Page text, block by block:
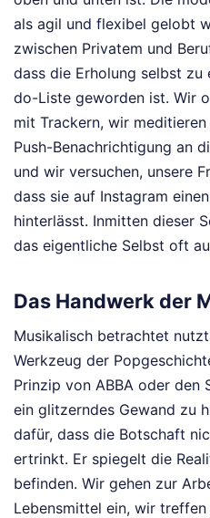
als agil und flexibel gelobt
zwischen Privatem und
dass die Erholung selbst
do-Liste geworden ist. Wir
mit Trackern, wir
Push-Benachrichtigung an
und wir versuchen, unsere
dass sie auf Instagram
hinterlässt. Inmitten dieser
das eigentliche Selbst oft
Das Handwerk der
Musikalisch betrachtet
Werkzeug der
Prinzip von ABBA oder den
ein glitzerndes Gewand zu
dafür, dass die Botschaft
ertrinkt. Er spiegelt die
befinden. Wir gehen zur
Lebensmittel ein, wir